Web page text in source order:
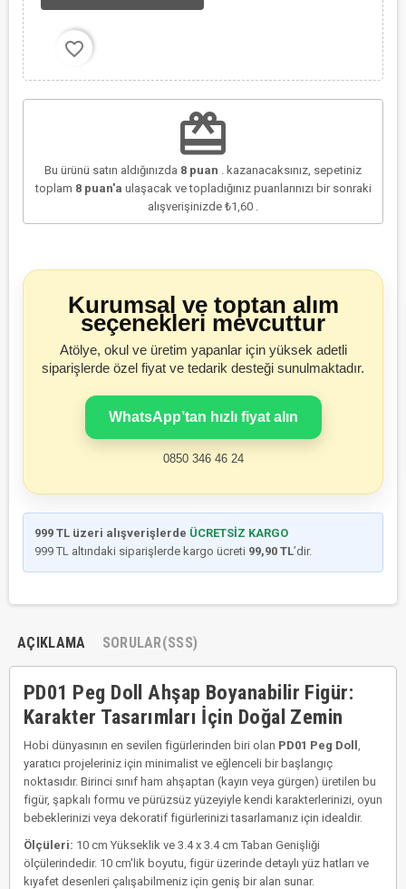
favorite_border
redeem
Bu ürünü satın aldığınızda 8 puan . kazanacaksınız, sepetiniz
toplam 8puan'a ulaşacak ve topladığınız puanlarınızı bir sonraki
alışverişinizde ₺1,60
Kurumsal ve toptan alım
seçenekleri mevcuttur
Atölye, okul ve üretim yapanlar için yüksek adetli
siparişlerde özel fiyat ve tedarik desteği sunulmaktadır.
WhatsApp’tan hızlı fiyat alın
0850 346 46 24
999 TL üzeri alışverişlerde ÜCRETSİZ KARGO
999 TL altındaki siparişlerde kargo ücreti 99,90 TL’dir.
AÇIKLAMA SORULAR(SSS)
PD01 Peg Doll Ahşap Boyanabilir Figür:
Karakter Tasarımları İçin Doğal Zemin
Hobi dünyasının en sevilen figürlerinden biri olan PD01 Peg Doll
yaratıcı projeleriniz için minimalist ve eğlenceli bir başlangıç
noktasıdır. Birinci sınıf ham ahşaptan (kayın veya gürgen) üretilen bu
figür, şapkalı formu ve pürüzsüz yüzeyiyle kendi karakterlerinizi, oyun
bebeklerinizi veya dekoratif figürlerinizi tasarlamanız için idealdir.
Ölçüleri: 10 cm Yükseklik ve 3.4 x 3.4 cm Taban Genişliği
ölçülerindedir. 10 cm'lik boyutu, figür üzerinde detaylı yüz hatları ve
kıyafet desenleri çalışabilmeniz için geniş bir alan sunar.